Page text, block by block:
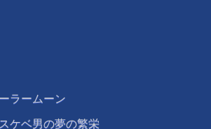
ラームーン
ケベ男の夢の繁栄